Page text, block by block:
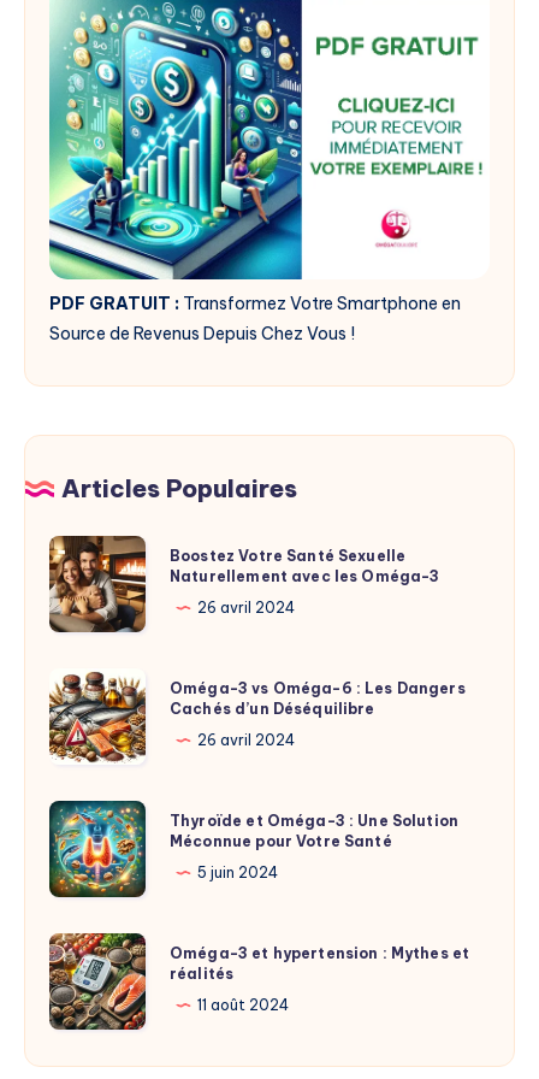
PDF GRATUIT : Transformez Votre Smartphone en
Source de Revenus Depuis Chez Vous !
Articles Populaires
Boostez
Votre
Santé
Sexuelle
Naturellement
avec
les
Oméga-
Boostez Votre Santé Sexuelle
Naturellement avec les Oméga-3
26 avril 2024
Oméga-
3
vs
6
:
Les
Dangers
d’un
Déséquilibre
Oméga-3 vs Oméga-6 : Les Dangers
Cachés d’un Déséquilibre
26 avril 2024
Thyroïde
et
Oméga-
3
:
Une
Solution
Méconnue
Thyroïde et Oméga-3 : Une Solution
Méconnue pour Votre Santé
5 juin 2024
Oméga-
3
et
hypertension
:
Oméga-3 et hypertension : Mythes et
réalités
11 août 2024